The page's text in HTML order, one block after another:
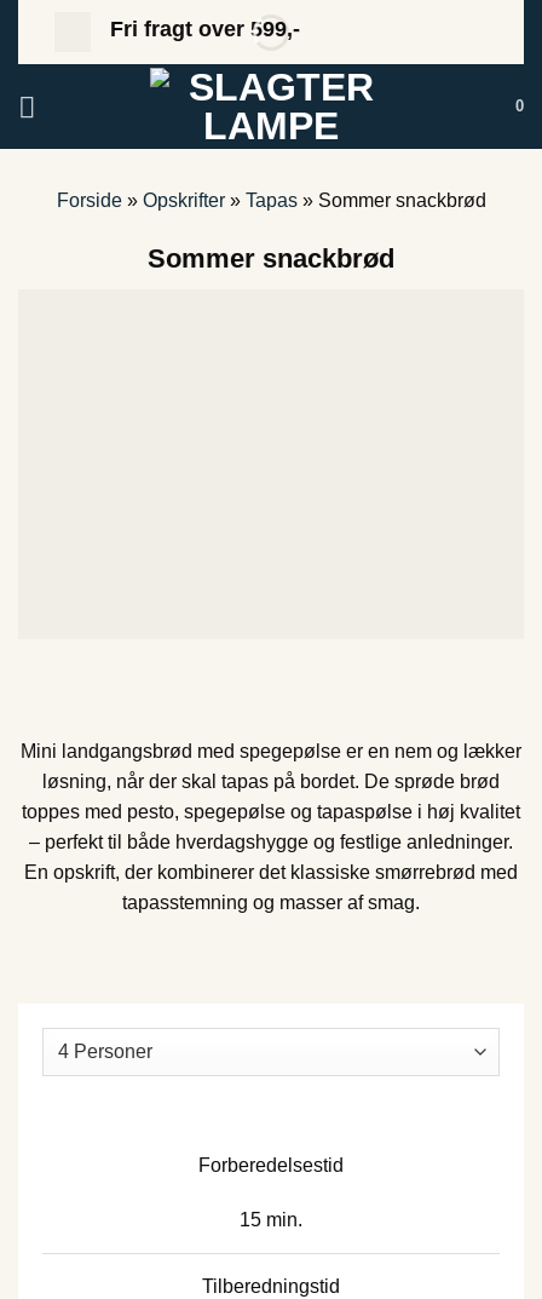
Fri fragt over 599,-
0
Forside» Opskrifter» Tapas» Sommer snackbrød
Sommer snackbrød
Mini landgangsbrød med spegepølse er en nem og lækker
løsning, når der skal tapas på bordet. De sprøde brød
toppes med pesto, spegepølse og tapaspølse i høj kvalitet
– perfekt til både hverdagshygge og festlige anledninger.
En opskrift, der kombinerer det klassiske smørrebrød med
tapasstemning og masser af smag.
Forberedelsestid
15 min.
Tilberedningstid